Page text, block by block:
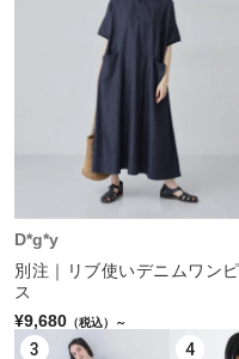
D*g*y
別注｜リブ使いデニムワン
ス
¥9,680 （税込）～
3 4